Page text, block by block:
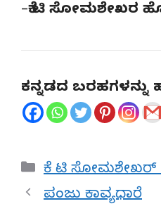
–ಕೆ ಟಿ ಸೋಮಶೇಖರ
ಕನ್ನಡದ
Categories
ಕೆ ಟಿ ಸೋಮಶೇಖರ್
ಪಂಜು ಕಾವ್ಯಧಾರೆ